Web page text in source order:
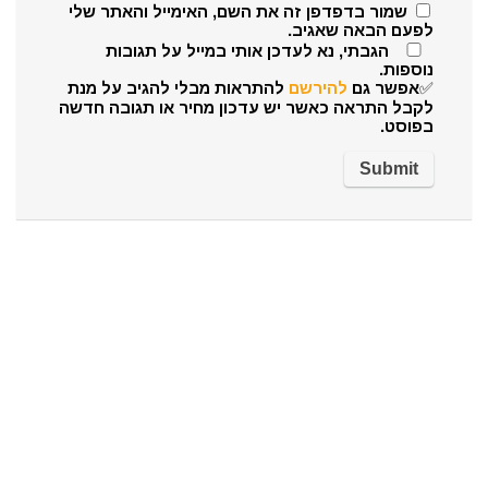
שמור בדפדפן זה את השם, האימייל והאתר שלי
לפעם הבאה שאגיב.
הגבתי, נא לעדכן אותי במייל על תגובות
נוספות.
✅אפשר גם להירשם להתראות מבלי להגיב על מנת
לקבל התראה כאשר יש עדכון מחיר או תגובה חדשה
בפוסט.